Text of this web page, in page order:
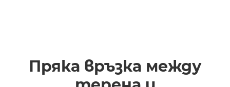
Пряка връзка между